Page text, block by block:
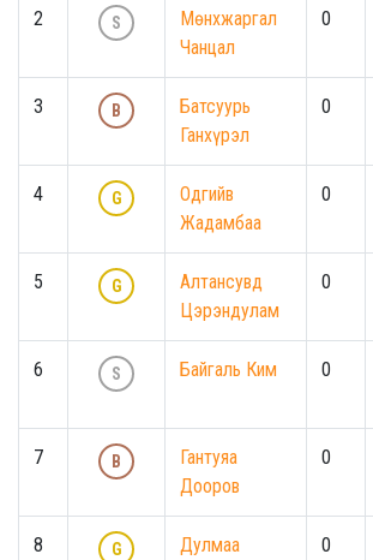
2 S
Мөнхжаргал
Чанцал
0
3 B
Батсуурь
Ганхүрэл
0
4 G
Одгийв
Жадамбаа
0
5 G
Алтансувд
Цэрэндулам
0
6 S Байгаль Ким 0
7 B
Гантуяа
Дооров
0
8 G
Дулмаа
0